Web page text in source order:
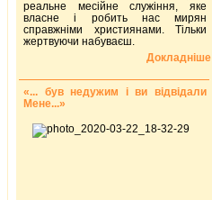
реальне месійне служіння, яке
власне і робить нас мирян
справжніми християнами. Тільки
жертвуючи набуваєш.
Докладніше
«... був недужим і ви відвідали
Мене...»